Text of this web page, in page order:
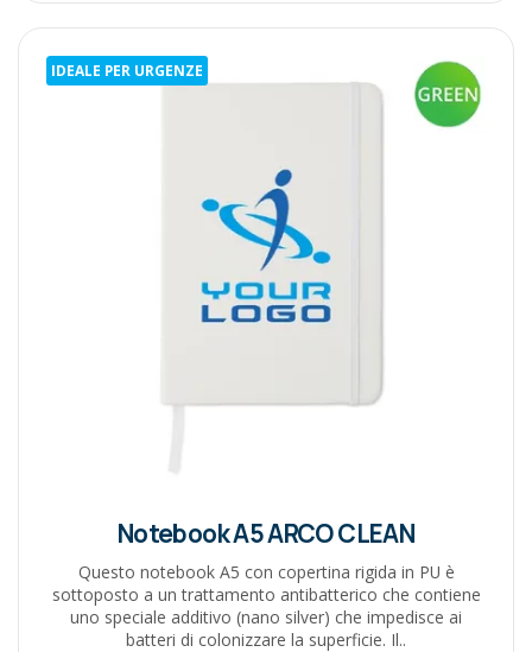
IDEALE PER URGENZE
Notebook A5 ARCO CLEAN
Questo notebook A5 con copertina rigida in PU è
sottoposto a un trattamento antibatterico che contiene
uno speciale additivo (nano silver) che impedisce ai
batteri di colonizzare la superficie. Il..